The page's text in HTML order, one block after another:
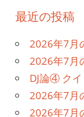
最近の投稿
2026年7月
2026年7月
DJ論④ ク
2026年7月
2026年7月